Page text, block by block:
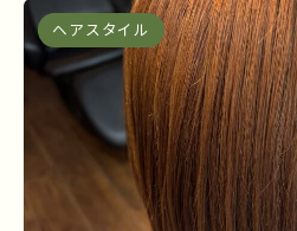
ヘアスタイル